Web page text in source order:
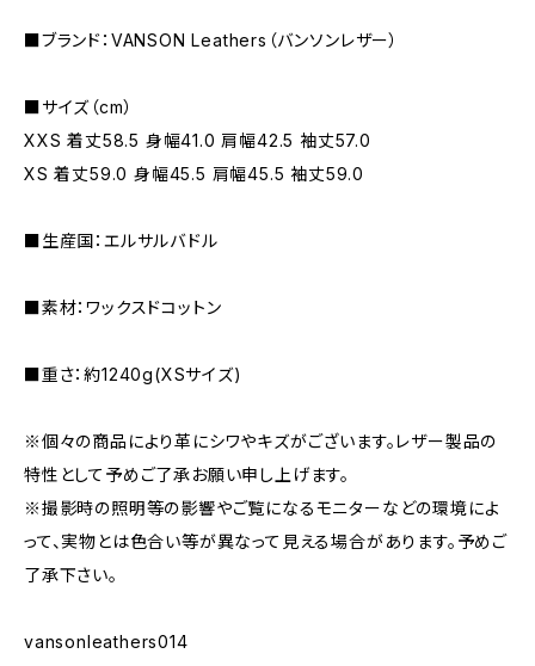
■ブランド：VANSON Leathers（バンソンレザー）
■サイズ（cm）
XXS 着丈58.5 身幅41.0 肩幅42.5 袖丈57.0
XS 着丈59.0 身幅45.5 肩幅45.5 袖丈59.0
■生産国：エルサルバドル
■素材：ワックスドコットン
■重さ：約1240g(XSサイズ)
※個々の商品により革にシワやキズがございます。レザー製品の
特性として予めご了承お願い申し上げます。
※撮影時の照明等の影響やご覧になるモニターなどの環境によ
って、実物とは色合い等が異なって見える場合があります。予めご
了承下さい。
vansonleathers014